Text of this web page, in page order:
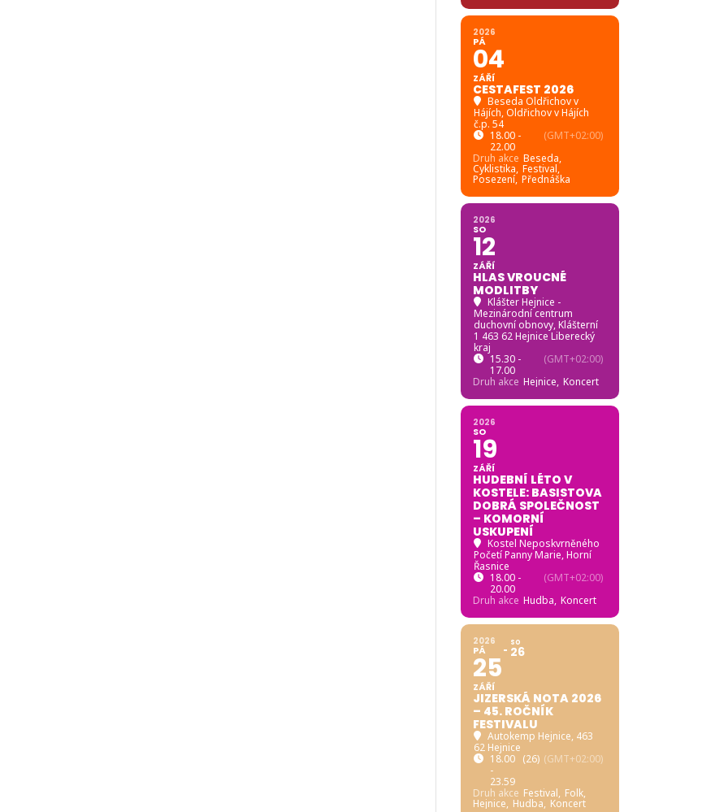
2026
PÁ
04
ZÁŘÍ
CESTAFEST 2026
Beseda Oldřichov v
Hájích, Oldřichov v Hájích
č.p. 54
18.00 -
22.00
(GMT+02:00)
Druh akce Beseda,
Cyklistika, Festival,
Posezení, Přednáška
2026
SO
12
ZÁŘÍ
HLAS VROUCNÉ
MODLITBY
Klášter Hejnice -
Mezinárodní centrum
duchovní obnovy, Klášterní
1 463 62 Hejnice Liberecký
kraj
15.30 -
17.00
(GMT+02:00)
Druh akce Hejnice, Koncert
2026
SO
19
ZÁŘÍ
HUDEBNÍ LÉTO V
KOSTELE: BASISTOVA
DOBRÁ SPOLEČNOST
– KOMORNÍ
USKUPENÍ
Kostel Neposkvrněného
Početí Panny Marie, Horní
Řasnice
18.00 -
20.00
(GMT+02:00)
Druh akce Hudba, Koncert
2026
PÁ
25
ZÁŘÍ
SO
26
JIZERSKÁ NOTA 2026
– 45. ROČNÍK
FESTIVALU
Autokemp Hejnice, 463
62 Hejnice
18.00
-
23.59
(26) (GMT+02:00)
Druh akce Festival, Folk,
Hejnice, Hudba, Koncert